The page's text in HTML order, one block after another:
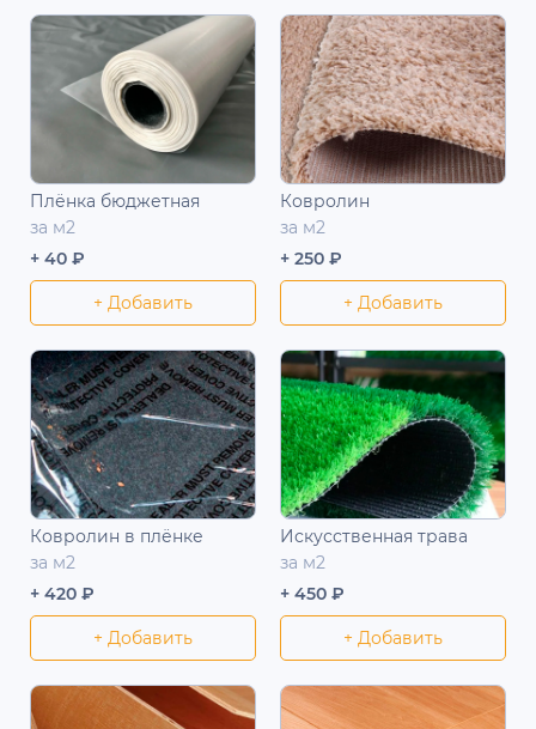
Плёнка бюджетная
за м2
+ 40 ₽
+ Добавить
Ковролин
за м2
+ 250 ₽
+ Добавить
Ковролин в плёнке
за м2
+ 420 ₽
+ Добавить
Искусственная трава
за м2
+ 450 ₽
+ Добавить